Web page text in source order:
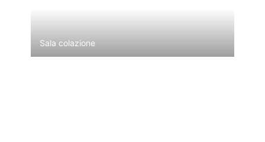
Sala colazione